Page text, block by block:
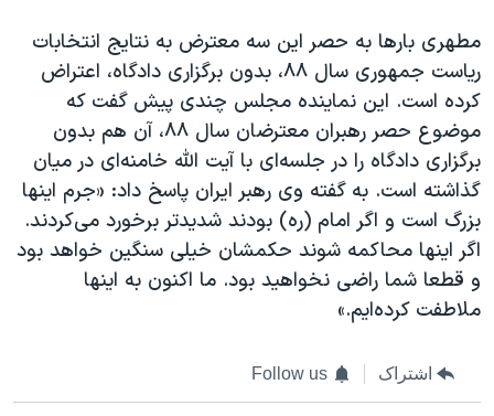
مطهری بارها به حصر این سه معترض به نتایج انتخابات
ریاست جمهوری سال ۸۸، بدون برگزاری دادگاه، اعتراض
کرده است. این نماینده مجلس چندی پیش گفت که
موضوع حصر رهبران معترضان سال ۸۸، آن هم بدون
برگزاری دادگاه را در جلسه‌ای با آیت الله خامنه‌ای در میان
گذاشته است. به گفته وی رهبر ایران پاسخ داد: «جرم اینها
بزرگ است و اگر امام (ره) بودند شدیدتر برخورد می‌کردند.
اگر اینها محاکمه شوند حکمشان خیلی سنگین خواهد بود
و قطعا شما راضی نخواهید بود. ما اکنون به اینها
ملاطفت کرده‌ایم.»
اشتراک Follow us